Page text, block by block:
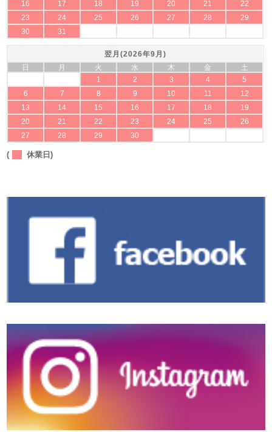
16
17 18 19 20 21
22
23
24 25 26 27 28
29
30
31
翌月(2026年9月)
日
月 火 水 木 金
土
1
2 3 4
5
6
7 8 9 10 11
12
13
14 15 16 17 18
19
20
21 22 23 24 25
26
27
28 29 30
( 休業日)